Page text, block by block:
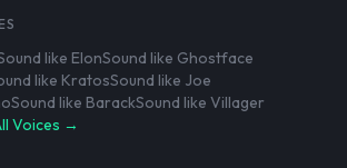
like ElonSound like Ghostface
like KratosSound like Joe
Sound like BarackSound like Villager
Voices →